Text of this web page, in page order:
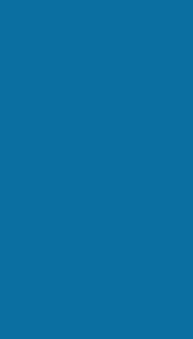
Интеграция природы в
удивительным образом
здоровый микроклимат в
повседневного стресса и
функции. Природные
дизайн помещений
интуитивно чувствует
Биофилия в доме
дизайне, но и через
Рассмотрим основные
доказанные
Что такое